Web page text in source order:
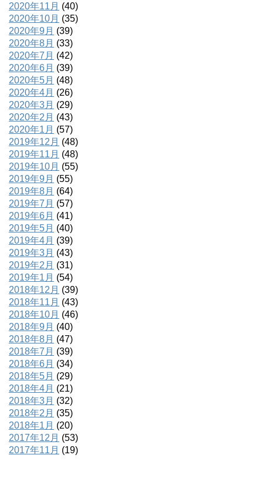
2020年11月 (40)
2020年10月 (35)
2020年9月 (39)
2020年8月 (33)
2020年7月 (42)
2020年6月 (39)
2020年5月 (48)
2020年4月 (26)
2020年3月 (29)
2020年2月 (43)
2020年1月 (57)
2019年12月 (48)
2019年11月 (48)
2019年10月 (55)
2019年9月 (55)
2019年8月 (64)
2019年7月 (57)
2019年6月 (41)
2019年5月 (40)
2019年4月 (39)
2019年3月 (43)
2019年2月 (31)
2019年1月 (54)
2018年12月 (39)
2018年11月 (43)
2018年10月 (46)
2018年9月 (40)
2018年8月 (47)
2018年7月 (39)
2018年6月 (34)
2018年5月 (29)
2018年4月 (21)
2018年3月 (32)
2018年2月 (35)
2018年1月 (20)
2017年12月 (53)
2017年11月 (19)